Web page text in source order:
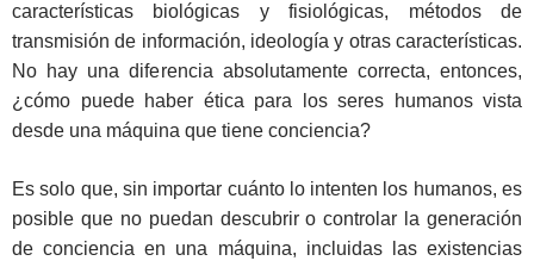
características biológicas y fisiológicas, métodos de
transmisión de información, ideología y otras características.
No hay una diferencia absolutamente correcta, entonces,
¿cómo puede haber ética para los seres humanos vista
desde una máquina que tiene conciencia?
Es solo que, sin importar cuánto lo intenten los humanos, es
posible que no puedan descubrir o controlar la generación
de conciencia en una máquina, incluidas las existencias